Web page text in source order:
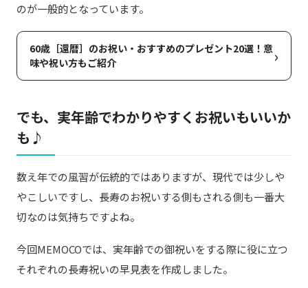
のが一般的となっています。
60歳［還暦］のお祝い・おすすめのプレゼント20選！意
味や祝い方もご紹介
›
でも、実年齢でわかりやすくお祝いもいいか
も♪
数え年での風習が伝統的ではありますが、現代では少しや
やこしいですし、長寿のお祝いする側もされる側も一番大
切なのは気持ちですよね。
今回MEMOCOでは、実年齢での御祝いをする際に役に立つ
それぞれの長寿祝いの早見表を作成しました。